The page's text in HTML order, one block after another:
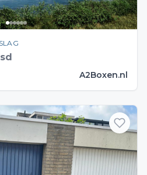
A2Boxen.nl